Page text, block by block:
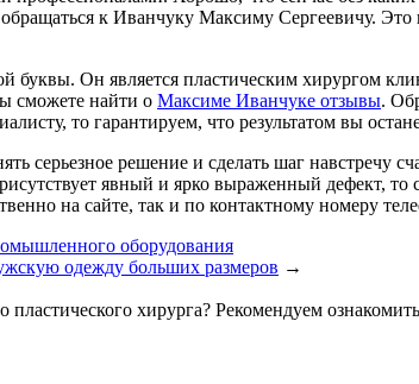
к Иванчуку Максиму Сергеевичу.
буквы. Он является пластическим хирургом
сможете найти о Максиме Иванчуке отзывы.
то гарантируем, что результатом вы
серьезное решение и сделать шаг навстречу
явный и ярко выраженный дефект,
на сайте, так и по контактному номеру
оборудования
одежду больших размеров →
хирурга? Рекомендуем